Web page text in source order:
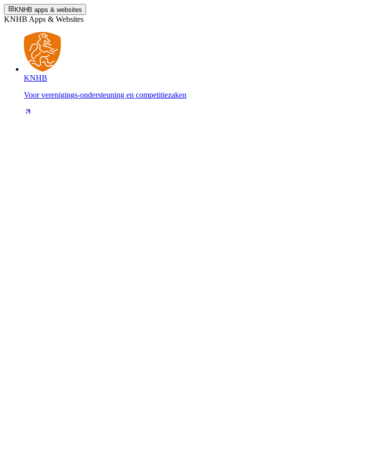
KNHB apps & websites
KNHB Apps & Websites
KNHB
Voor verenigings-ondersteuning en competitiezaken